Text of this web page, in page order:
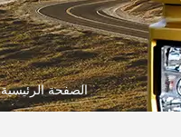
الصفحة الرئيسية